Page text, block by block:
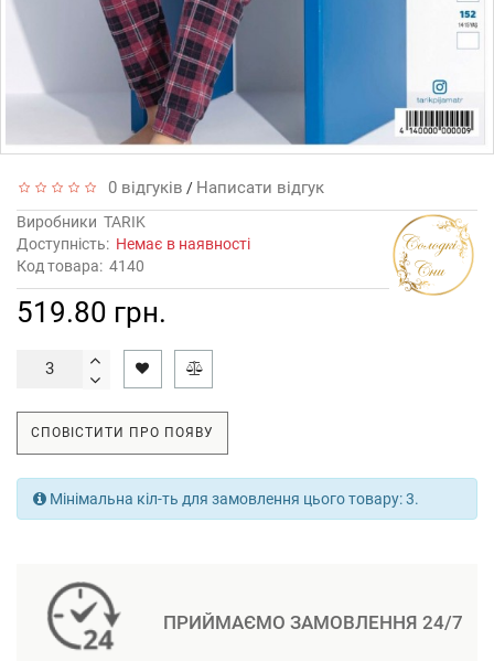
0 відгуків / Написати відгук
Виробники TARIK
Доступність: Немає в наявності
Код товара: 4140
519.80 грн.
СПОВІСТИТИ ПРО ПОЯВУ
Мінімальна кіл-ть для замовлення цього товару: 3.
ПРИЙМАЄМО ЗАМОВЛЕННЯ 24/7